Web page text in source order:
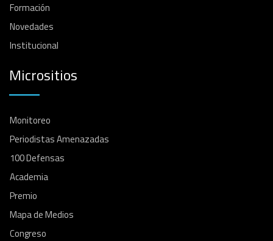
Formación
Novedades
Institucional
Micrositios
Monitoreo
Periodistas Amenazadas
100 Defensas
Academia
Premio
Mapa de Medios
Congreso